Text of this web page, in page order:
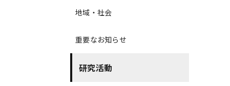
地域・社会
重要なお知らせ
研究活動